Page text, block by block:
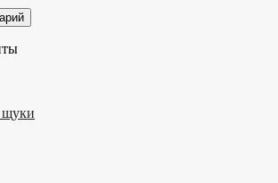
щуки